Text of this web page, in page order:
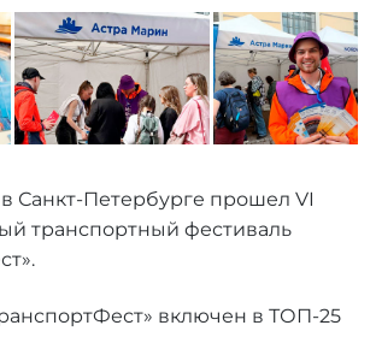
Санкт-Петербурге прошел VI
транспортный фестиваль
включен в ТОП-25